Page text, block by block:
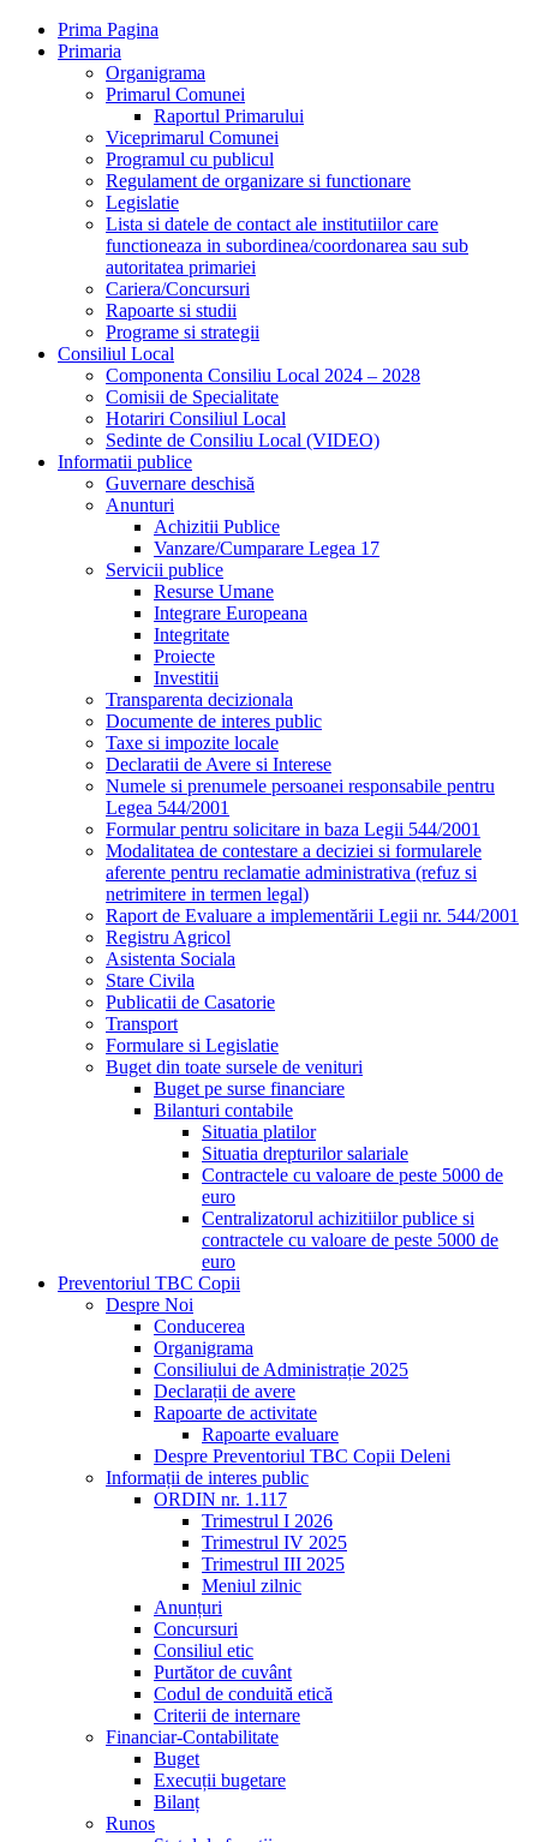
Prima Pagina
Primaria
Organigrama
Primarul Comunei
Raportul Primarului
Viceprimarul Comunei
Programul cu publicul
Regulament de organizare si functionare
Legislatie
Lista si datele de contact ale institutiilor care
functioneaza in subordinea/coordonarea sau sub
autoritatea primariei
Cariera/Concursuri
Rapoarte si studii
Programe si strategii
Consiliul Local
Componenta Consiliu Local 2024 – 2028
Comisii de Specialitate
Hotariri Consiliul Local
Sedinte de Consiliu Local (VIDEO)
Informatii publice
Guvernare deschisă
Anunturi
Achizitii Publice
Vanzare/Cumparare Legea 17
Servicii publice
Resurse Umane
Integrare Europeana
Integritate
Proiecte
Investitii
Transparenta decizionala
Documente de interes public
Taxe si impozite locale
Declaratii de Avere si Interese
Numele si prenumele persoanei responsabile pentru
Legea 544/2001
Formular pentru solicitare in baza Legii 544/2001
Modalitatea de contestare a deciziei si formularele
aferente pentru reclamatie administrativa (refuz si
netrimitere in termen legal)
Raport de Evaluare a implementării Legii nr. 544/2001
Registru Agricol
Asistenta Sociala
Stare Civila
Publicatii de Casatorie
Transport
Formulare si Legislatie
Buget din toate sursele de venituri
Buget pe surse financiare
Bilanturi contabile
Situatia platilor
Situatia drepturilor salariale
Contractele cu valoare de peste 5000 de
euro
Centralizatorul achizitiilor publice si
contractele cu valoare de peste 5000 de
euro
Preventoriul TBC Copii
Despre Noi
Conducerea
Organigrama
Consiliului de Administrație 2025
Declarații de avere
Rapoarte de activitate
Rapoarte evaluare
Despre Preventoriul TBC Copii Deleni
Informații de interes public
ORDIN nr. 1.117
Trimestrul I 2026
Trimestrul IV 2025
Trimestrul III 2025
Meniul zilnic
Anunțuri
Concursuri
Consiliul etic
Purtător de cuvânt
Codul de conduită etică
Criterii de internare
Financiar-Contabilitate
Buget
Execuții bugetare
Bilanț
Runos